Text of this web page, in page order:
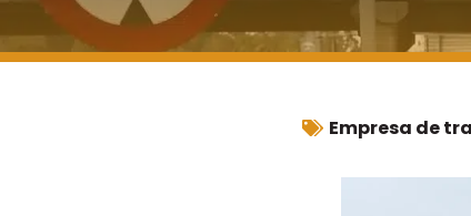
Empresa de